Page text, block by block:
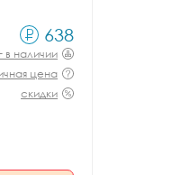
638
в наличии
цена
скидки